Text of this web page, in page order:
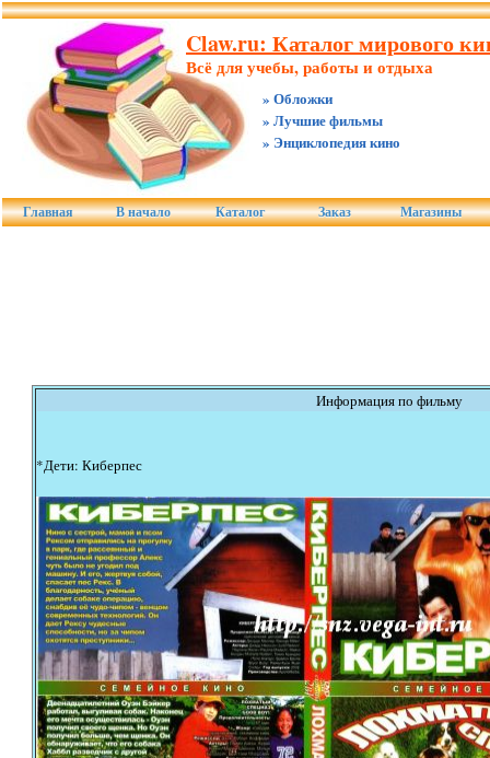
Claw.ru: Каталог мирового
Всё для учебы, работы и отдыха
» Обложки
» Лучшие фильмы
» Энциклопедия кино
Главная В начало Каталог Заказ Магазины
Информация по фильму
*Дети: Киберпес